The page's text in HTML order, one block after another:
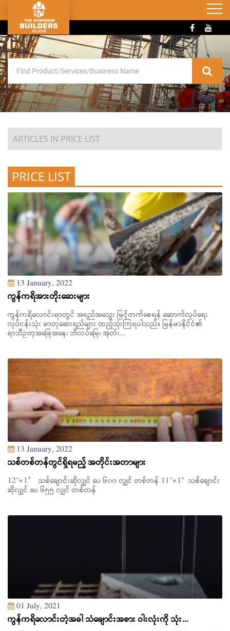
ARTICLES IN PRICE LIST
PRICE LIST
13 January, 2022
ကွန်ကရိအားတိုးဆေးများ
ကွန်ကရိလောင်းရာတွင် အရည်အသွေး မြင့်တက်စေရန် ဆောက်လုပ်ရေး
လုပ်ငန်းသုံး ဓာတုဆေးရည်များ ထည့်သုံးကြရပါသည်။ မြန်မာနိုင်ငံ၏
ရာသီဥတုအခြေအနေ၊ ဘိလပ်မြေ၊ အုတ်၊...
13 January, 2022
သစ်တစ်တန်တွင်ရှိရမည့် အတိုင်းအတာများ
12"×1” သစ်ချောင်းဆိုလျှင် ပေ ၆၀၀ လျှင် တစ်တန် 11"×1" သစ်ချောင်း
ဆိုလျှင် ပေ ၆၅၅ လျှင် တစ်တန်
01 July, 2021
ကွန်ကရိလောင်းတဲ့အခါ သံချောင်းအစား ဝါးလုံးကို သုံး...